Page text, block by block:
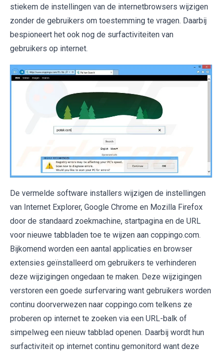
stiekem de instellingen van de internetbrowsers wijzigen
zonder de gebruikers om toestemming te vragen. Daarbij
bespioneert het ook nog de surfactiviteiten van
gebruikers op internet.
De vermelde software installers wijzigen de instellingen
van Internet Explorer, Google Chrome en Mozilla Firefox
door de standaard zoekmachine, startpagina en de URL
voor nieuwe tabbladen toe te wijzen aan coppingo.com.
Bijkomend worden een aantal applicaties en browser
extensies geïnstalleerd om gebruikers te verhinderen
deze wijzigingen ongedaan te maken. Deze wijzigingen
verstoren een goede surfervaring want gebruikers worden
continu doorverwezen naar coppingo.com telkens ze
proberen op internet te zoeken via een URL-balk of
simpelweg een nieuw tabblad openen. Daarbij wordt hun
surfactiviteit op internet continu gemonitord want deze